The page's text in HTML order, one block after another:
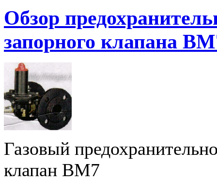
Обзор
запорного клапана
Газовый
клапан BM7